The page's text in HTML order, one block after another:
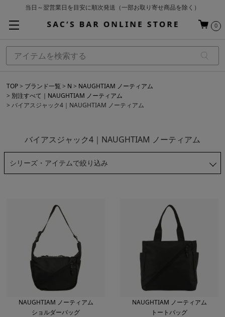
当日～翌営業日を目安に順次発送（一部お取り寄せ商品を除く）
基本配送料 ¥550(沖縄・離島を除く)
0
TOP ブランド一覧 N
NAUGHTIAM ノーティアム
別注すべて｜NAUGHTIAM ノーティアム
バイアスジャック4｜NAUGHTIAM ノーティアム
バイアスジャック4｜NAUGHTIAM ノーティアム
シリーズ・アイテムで絞り込み
NAUGHTIAM ノーティアム
ショルダーバッグ
NAUGHTIAM ノーティアム
トートバッグ